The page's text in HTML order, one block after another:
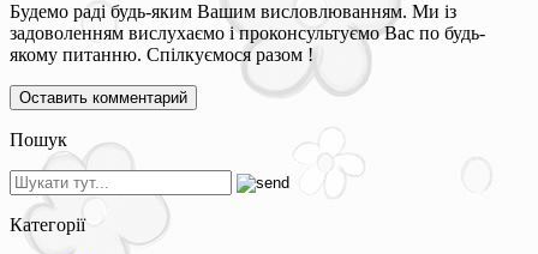
Будемо раді будь-яким Вашим висловлюванням. Ми із
задоволенням вислухаємо і проконсультуємо Вас по будь-
якому питанню. Спілкуємося разом !
Пошук
Категорії